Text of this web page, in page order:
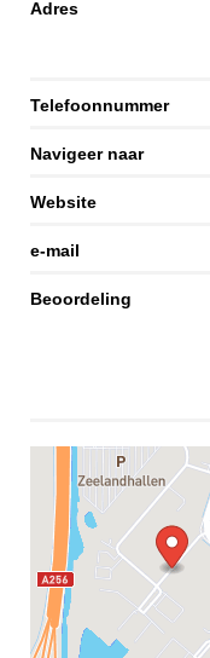
Adres
Telefoonnummer
Navigeer naar
Website
e-mail
Beoordeling